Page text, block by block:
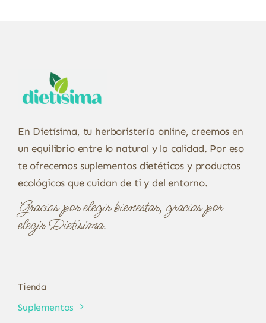
En Dietísima, tu herboristería online, creemos en
un equilibrio entre lo natural y la calidad. Por eso
te ofrecemos suplementos dietéticos y productos
ecológicos que cuidan de ti y del entorno.
Gracias por elegir bienestar, gracias por
elegir Dietísima.
Tienda
Suplementos